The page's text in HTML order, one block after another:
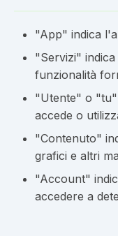
"App" indica
"Servizi"
funzionalità
"Utente" o "tu"
accede o
"Contenuto"
grafici e altri
"Account"
accedere a